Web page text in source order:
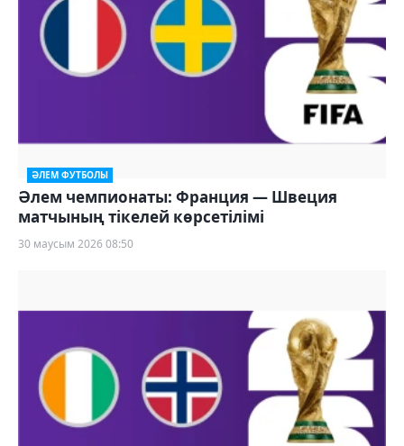
ӘЛЕМ ФУТБОЛЫ
Әлем чемпионаты: Франция — Швеция
матчының тікелей көрсетілімі
30 маусым 2026 08:50